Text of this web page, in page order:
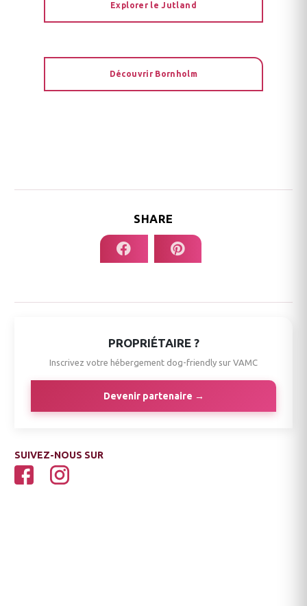
Explorer le Jutland
Découvrir Bornholm
SHARE
PROPRIÉTAIRE ?
Inscrivez votre hébergement dog-friendly sur VAMC
Devenir partenaire →
SUIVEZ-NOUS SUR